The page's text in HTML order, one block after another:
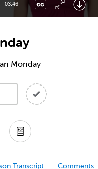
03:46
Monday
Transcript Comments